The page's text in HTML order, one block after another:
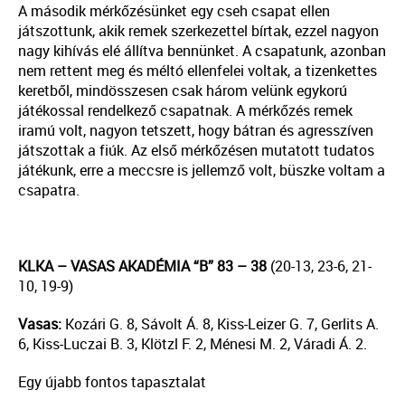
A második mérkőzésünket egy cseh csapat ellen
játszottunk, akik remek szerkezettel bírtak, ezzel nagyon
nagy kihívás elé állítva bennünket. A csapatunk, azonban
nem rettent meg és méltó ellenfelei voltak, a tizenkettes
keretből, mindösszesen csak három velünk egykorú
játékossal rendelkező csapatnak. A mérkőzés remek
iramú volt, nagyon tetszett, hogy bátran és agresszíven
játszottak a fiúk. Az első mérkőzésen mutatott tudatos
játékunk, erre a meccsre is jellemző volt, büszke voltam a
csapatra.
KLKA – VASAS AKADÉMIA “B” 83 – 38 (20-13, 23-6, 21-
10, 19-9)
Vasas: Kozári G. 8, Sávolt Á. 8, Kiss-Leizer G. 7, Gerlits A.
6, Kiss-Luczai B. 3, Klötzl F. 2, Ménesi M. 2, Váradi Á. 2.
Egy újabb fontos tapasztalat